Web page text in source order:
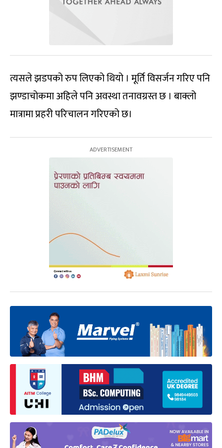
त्यसले झडपको रुप लिएको थियो । मूर्ति विसर्जन गरिए पनि
झण्डाचोकमा अहिले पनि अवस्था तनावग्रस्त छ । बाक्लो
मात्रामा प्रहरी परिचालन गरिएको छ।